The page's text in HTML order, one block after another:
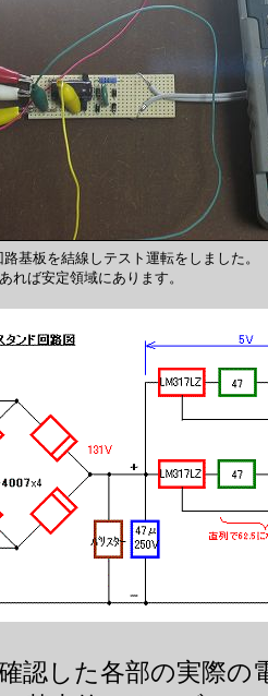
路基板を結線しテスト運転をしました
れば安定領域にあります。
認した各部の実際の